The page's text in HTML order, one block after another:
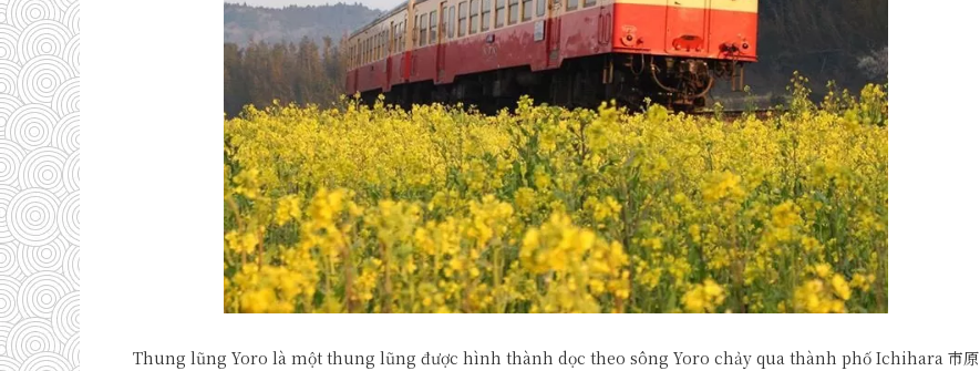
Thung lũng Yoro là một thung lũng được hình thành dọc theo sông Yoro chảy qua thành phố Ichihara 市原